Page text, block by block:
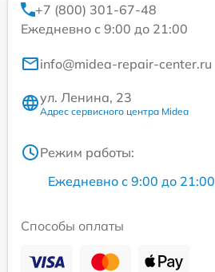
+7 (800) 301-67-48
Ежедневно с 9:00 до 21:00
info@midea-repair-center.ru
ул. Ленина, 23
Адрес сервисного центра Midea
Режим работы:
Ежедневно с 9:00 до 21:00
Способы оплаты